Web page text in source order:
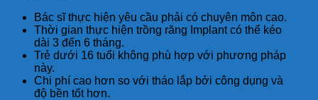
Bác sĩ thực hiện yêu cầu phải có chuyên môn cao.
Thời gian thực hiện trồng răng Implant có thể kéo
dài 3 đến 6 tháng.
Trẻ dưới 16 tuổi không phù hợp với phương pháp
này.
Chi phí cao hơn so với tháo lắp bởi công dụng và
độ bền tốt hơn.